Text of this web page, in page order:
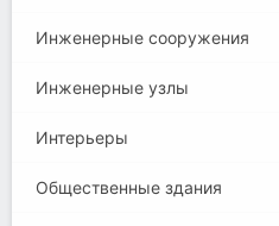
Инженерные сооружения
Инженерные узлы
Интерьеры
Общественные здания